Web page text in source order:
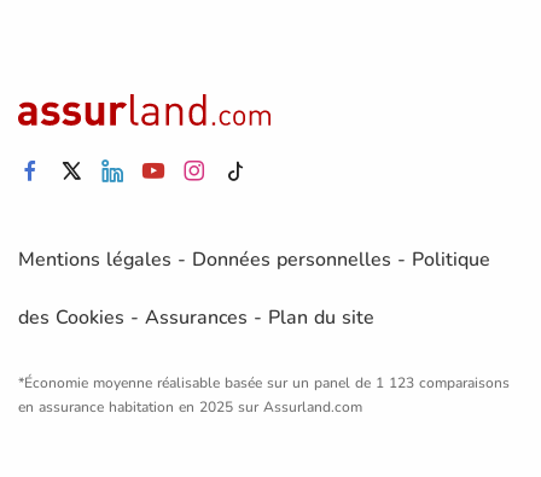
Mentions légales - Données personnelles - Politique
des Cookies - Assurances - Plan du site
*Économie moyenne réalisable basée sur un panel de 1 123 comparaisons
en assurance habitation en 2025 sur Assurland.com